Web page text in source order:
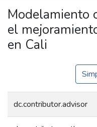
Modelamiento
el
en Cali
dc.contributor.advisor